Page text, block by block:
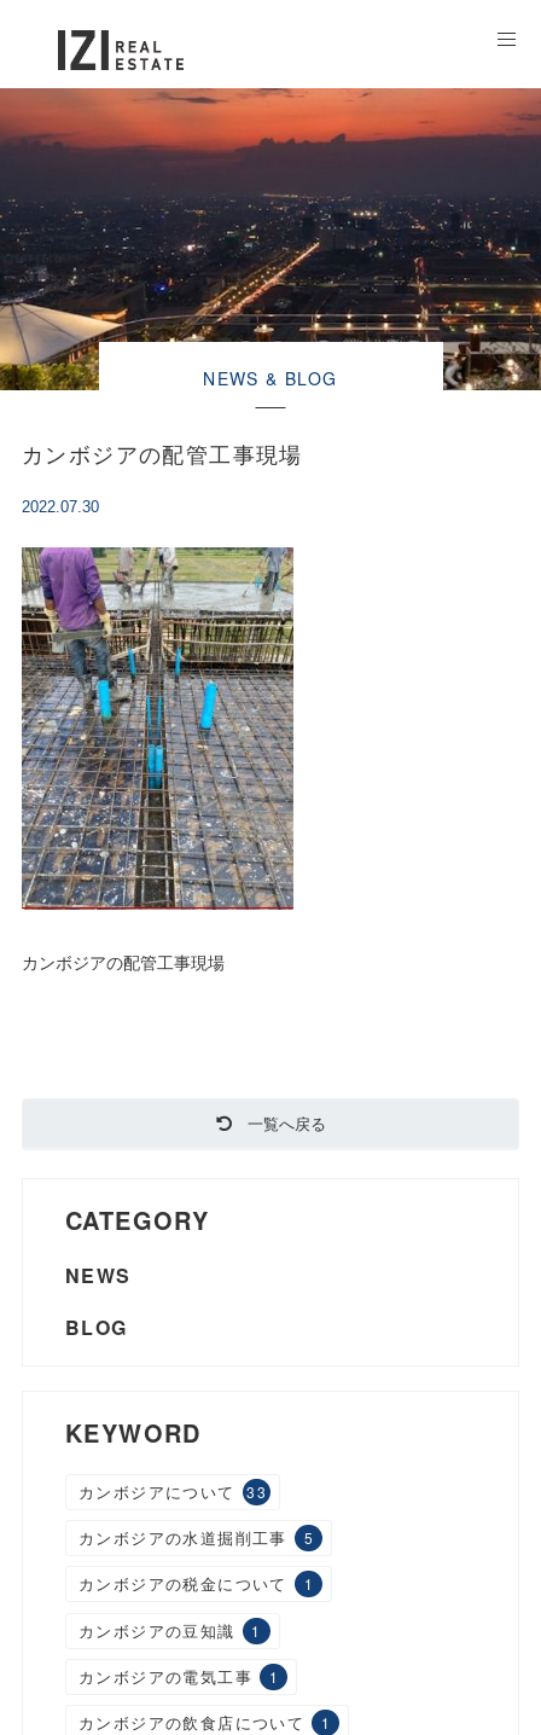
NEWS & BLOG
カンボジアの配管工事現場
2022.07.30
カンボジアの配管工事現場
一覧へ戻る
CATEGORY
NEWS
BLOG
KEYWORD
カンボジアについて 33
カンボジアの水道掘削工事 5
カンボジアの税金について 1
カンボジアの豆知識 1
カンボジアの電気工事 1
カンボジアの飲食店について 1